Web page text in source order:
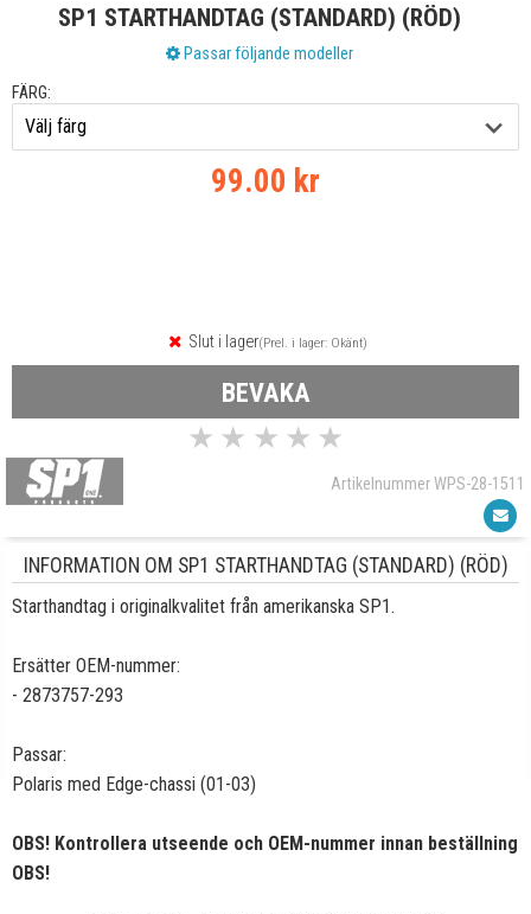
SP1 STARTHANDTAG (STANDARD) (RÖD)
Passar följande modeller
FÄRG:
99.00 kr
Slut i lager(Prel. i lager: Okänt)
BEVAKA
★ ★ ★ ★ ★
Artikelnummer WPS-28-1511
INFORMATION OM SP1 STARTHANDTAG (STANDARD) (RÖD)
Starthandtag i originalkvalitet från amerikanska SP1.
Ersätter OEM-nummer:
- 2873757-293
Passar:
Polaris med Edge-chassi (01-03)
OBS! Kontrollera utseende och OEM-nummer innan beställning
OBS!